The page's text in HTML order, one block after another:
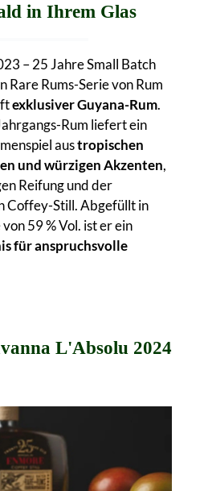
in Ihrem Glas
– 25 Jahre Small Batch
Rare Rums-Serie von Rum
exklusiver Guyana-Rum.
Rum liefert ein
austropischen
und würzigen Akzenten,
Reifung und der
Coffey-Still. Abgefüllt in
59 % Vol. ist er ein
für anspruchsvolle
L'Absolu 2024